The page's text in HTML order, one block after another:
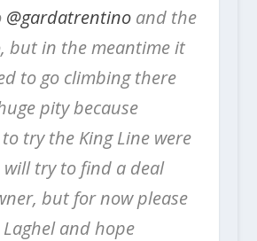
@gardatrentinoand the
but in the meantime it
to go climbing there
pity because
try the King Line were
will try to find a deal
but for now please
Laghel and hope